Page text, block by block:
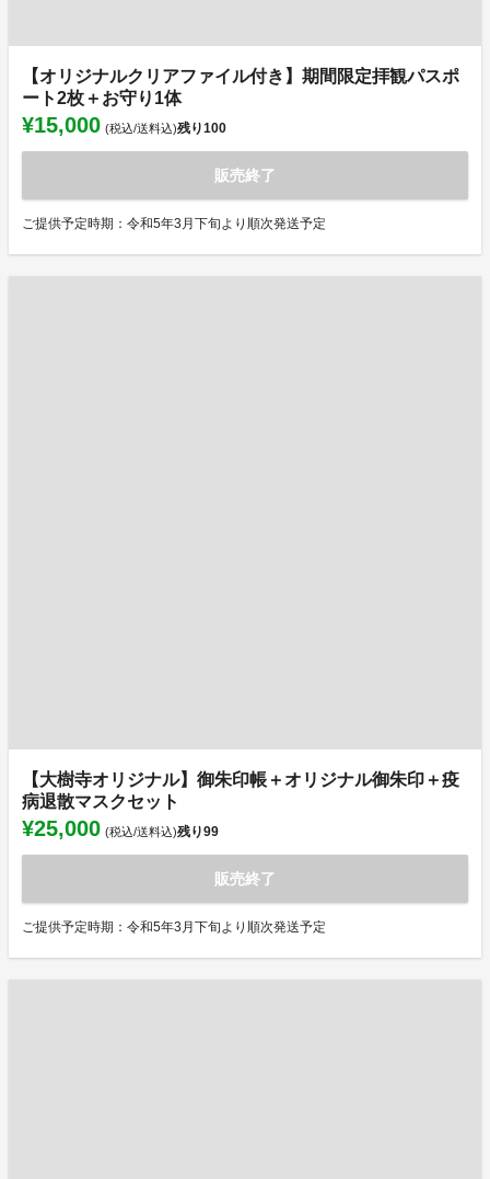
【オリジナルクリアファイル付き】期間限定拝観パスポ
ート2枚＋お守り1体
¥15,000 (税込/送料込)残り100
販売終了
ご提供予定時期：令和5年3月下旬より順次発送予定
【大樹寺オリジナル】御朱印帳＋オリジナル御朱印＋疫
病退散マスクセット
¥25,000 (税込/送料込)残り99
販売終了
ご提供予定時期：令和5年3月下旬より順次発送予定